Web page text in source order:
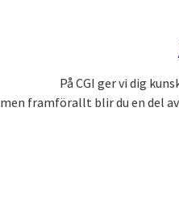
På CGI ger vi dig
men framförallt blir du en del